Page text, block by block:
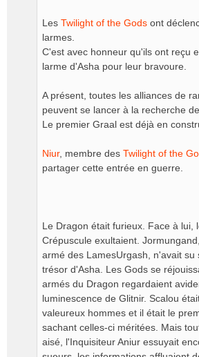
Les Twilight of the Gods ont
larmes.
C'est avec honneur qu'ils ont reçu
larme d'Asha pour leur bravoure.
A présent, toutes les alliances de
peuvent se lancer à la recherche
Le premier Graal est déjà en
Niur, membre des Twilight of the
partager cette entrée en guerre.
Le Dragon était furieux. Face à lui,
Crépuscule exultaient.
armé des LamesUrgash, n'avait su
trésor d'Asha. Les Gods se
armés du Dragon regardaient
luminescence de Glitnir. Scalou
valeureux hommes et il était le
sachant celles-ci méritées. Mais
aisé, l'Inquisiteur Aniur essuyait